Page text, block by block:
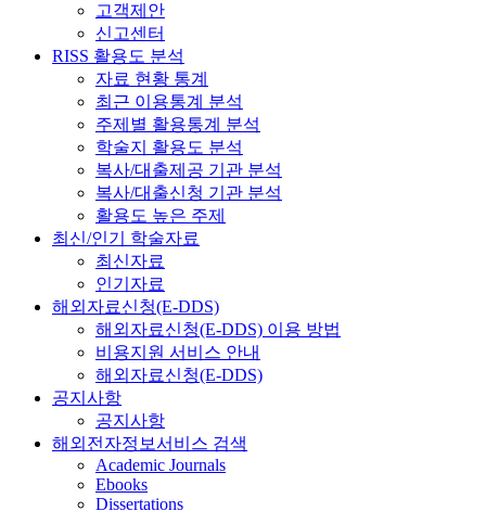
고객제안
신고센터
RISS 활용도 분석
자료 현황 통계
최근 이용통계 분석
주제별 활용통계 분석
학술지 활용도 분석
복사/대출제공 기관 분석
복사/대출신청 기관 분석
활용도 높은 주제
최신/인기 학술자료
최신자료
인기자료
해외자료신청(E-DDS)
해외자료신청(E-DDS) 이용 방법
비용지원 서비스 안내
해외자료신청(E-DDS)
공지사항
공지사항
해외전자정보서비스 검색
Academic Journals
Ebooks
Dissertations